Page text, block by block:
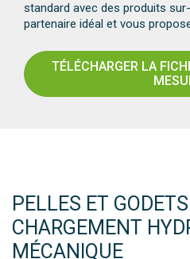
standard avec des produits
partenaire idéal et vous
TÉLÉCHARGER LA
PELLES ET
CHARGEMENT
MÉCANIQUE